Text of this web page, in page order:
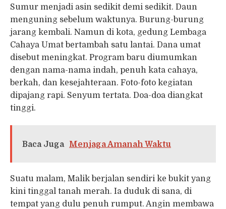
Sumur menjadi asin sedikit demi sedikit. Daun
menguning sebelum waktunya. Burung-burung
jarang kembali. Namun di kota, gedung Lembaga
Cahaya Umat bertambah satu lantai. Dana umat
disebut meningkat. Program baru diumumkan
dengan nama-nama indah, penuh kata cahaya,
berkah, dan kesejahteraan. Foto-foto kegiatan
dipajang rapi. Senyum tertata. Doa-doa diangkat
tinggi.
Baca Juga Menjaga Amanah Waktu
Suatu malam, Malik berjalan sendiri ke bukit yang
kini tinggal tanah merah. Ia duduk di sana, di
tempat yang dulu penuh rumput. Angin membawa